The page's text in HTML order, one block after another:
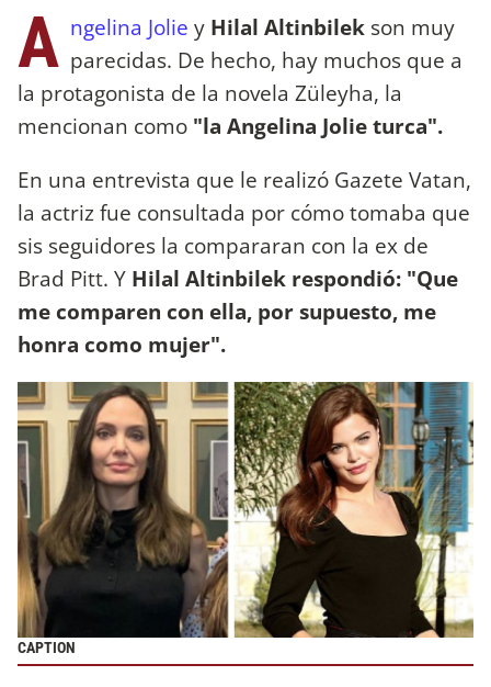
A ngelina Jolie y Hilal Altinbilek son muy
parecidas. De hecho, hay muchos que a
la protagonista de la novela Züleyha, la
mencionan como "la Angelina Jolie turca".
En una entrevista que le realizó Gazete Vatan,
la actriz fue consultada por cómo tomaba que
sis seguidores la compararan con la ex de
Brad Pitt. Y Hilal Altinbilek respondió: "Que
me comparen con ella, por supuesto, me
honra como mujer".
CAPTION